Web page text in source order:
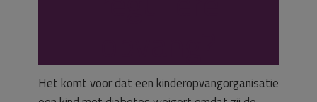
Het komt voor dat een kinderopvangorganisatie